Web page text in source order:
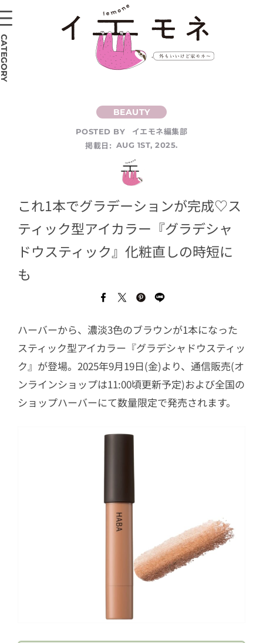
POSTED BY
イエモネ編集部
掲載日: AUG 1ST, 2025.
これ1本でグラデーションが完成♡ス
ティック型アイカラー『グラデシャ
ドウスティック』化粧直しの時短に
も
ハーバーから、濃淡3色のブラウンが1本になった
スティック型アイカラー『グラデシャドウスティッ
ク』が登場。2025年9月19日(金)より、通信販売(オ
ンラインショップは11:00頃更新予定)および全国の
ショップハーバーにて数量限定で発売されます。